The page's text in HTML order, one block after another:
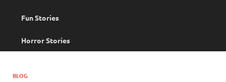
Fun Stories
Horror Stories
BLOG